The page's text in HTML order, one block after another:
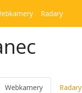
Radary
Webkamery Radary